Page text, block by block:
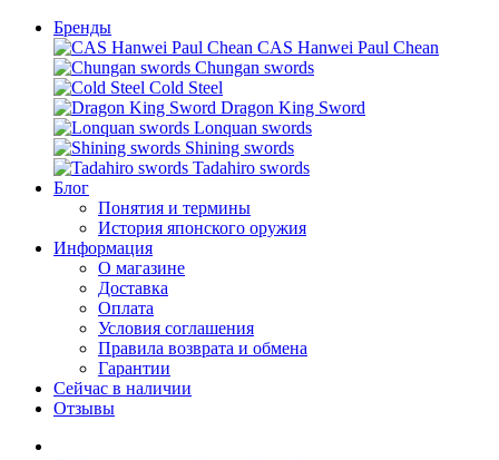
Бренды
CAS Hanwei Paul Chean
Chungan swords
Cold Steel
Dragon King Sword
Lonquan swords
Shining swords
Tadahiro swords
Блог
Понятия и термины
История японского оружия
Информация
О магазине
Доставка
Оплата
Условия соглашения
Правила возврата и обмена
Гарантии
Сейчас в наличии
Отзывы